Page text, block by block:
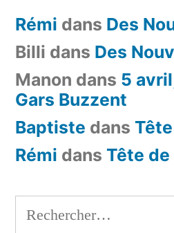
Rémi dans Des
Billi dans Des
Manon dans 5
Gars Buzzent
Baptiste dans
Rémi dans Tête de
Rechercher :